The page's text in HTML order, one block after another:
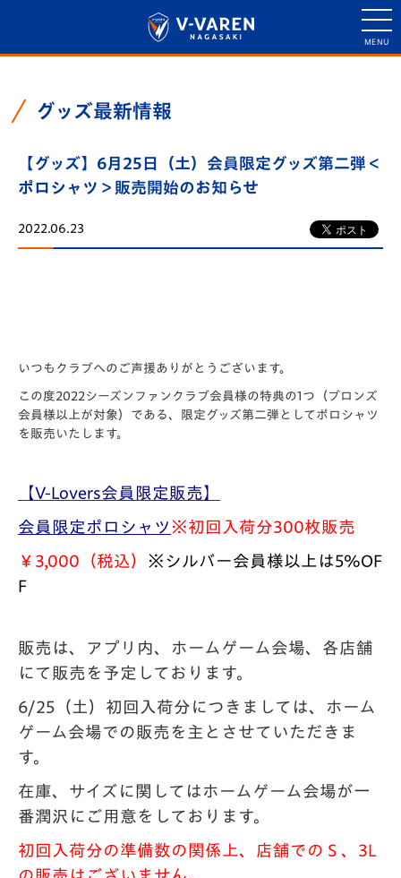
グッズ最新情報
【グッズ】6月25日（土）会員限定グッズ第二弾＜
ポロシャツ＞販売開始のお知らせ
2022.06.23
いつもクラブへのご声援ありがとうございます。
この度2022シーズンファンクラブ会員様の特典の1つ（ブロンズ
会員様以上が対象）である、限定グッズ第二弾としてポロシャツ
を販売いたします。
【V-Lovers会員限定販売】
会員限定ポロシャツ ※初回入荷分300枚販売
￥3,000（税込）
※シルバー会員様以上は5％OF
F
販売は、アプリ内、ホームゲーム会場、各店舗
にて販売を予定しております。
6/25（土）初回入荷分につきましては、ホーム
ゲーム会場での販売を主とさせて いただきま
す。
在庫、サイズに関してはホームゲーム会場が一
番潤沢にご用意をしております。
初回入荷分の準備数の関係上、店舗でのＳ、3L